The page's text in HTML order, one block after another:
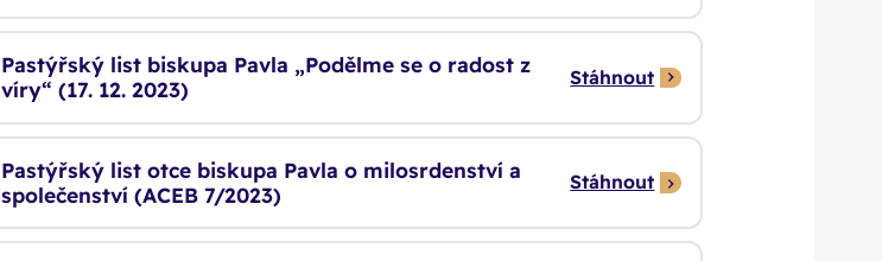
Pastýřský list biskupa Pavla „Podělme se o radost z
víry“ (17. 12. 2023)
Stáhnout
Pastýřský list otce biskupa Pavla o milosrdenství a
společenství (ACEB 7/2023)
Stáhnout